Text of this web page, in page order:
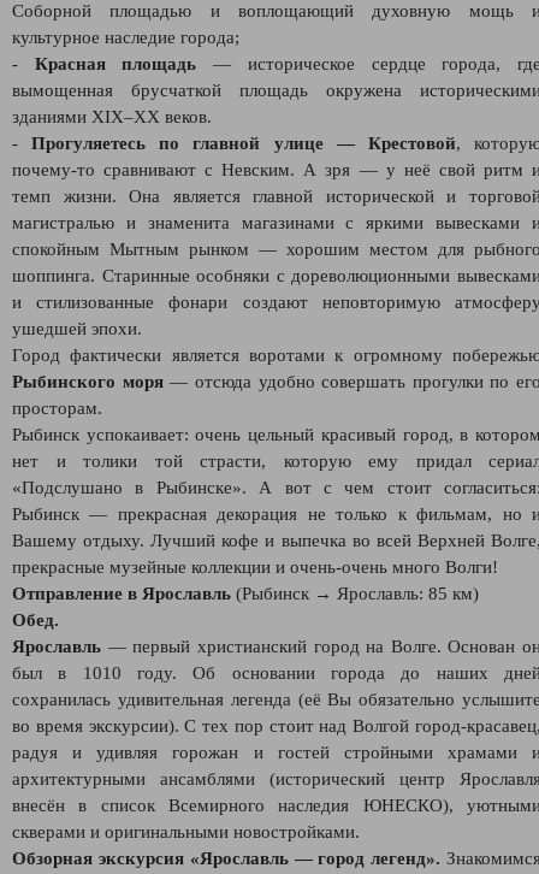
Соборной площадью и воплощающий духовную мощь
культурное наследие города;
- Красная площадь — историческое сердце города,
вымощенная брусчаткой площадь окружена
зданиями XIX–XX веков.
-Прогуляетесь по главной улице — Крестовой,
почему-то сравнивают с Невским. А зря — у неё свой ритм
темп жизни. Она является главной исторической и
магистралью и знаменита магазинами с яркими вывесками
спокойным Мытным рынком — хорошим местом для
шоппинга. Старинные особняки с дореволюционными
и стилизованные фонари создают неповторимую
ушедшей эпохи.
Город фактически является воротами к огромному
Рыбинского моря— отсюда удобно совершать прогулки по
просторам.
Рыбинск успокаивает: очень цельный красивый город, в
нет и толики той страсти, которую ему придал
«Подслушано в Рыбинске». А вот с чем стоит
Рыбинск — прекрасная декорация не только к фильмам, но
Вашему отдыху. Лучший кофе и выпечка во всей Верхней
прекрасные музейные коллекции и очень-очень много Волги!
Отправление в Ярославль (Рыбинск → Ярославль: 85 км)
Обед.
Ярославль — первый христианский город на Волге. Основан
был в 1010 году. Об основании города до наших
сохранилась удивительная легенда (её Вы обязательно
во время экскурсии). С тех пор стоит над Волгой город-
радуя и удивляя горожан и гостей стройными храмами
архитектурными ансамблями (исторический центр
внесён в список Всемирного наследия ЮНЕСКО),
скверами и оригинальными новостройками.
Обзорная экскурсия «Ярославль — город легенд».